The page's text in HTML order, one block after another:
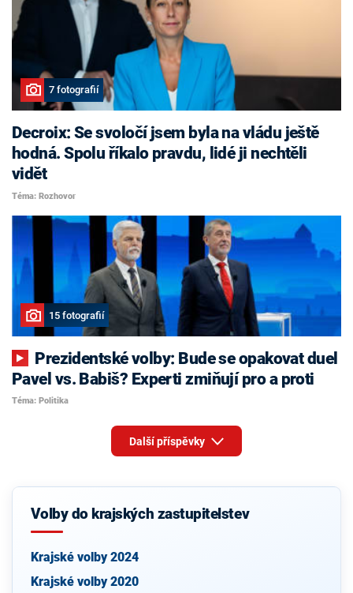
7 fotografií
Decroix: Se svoločí jsem byla na vládu ještě
hodná. Spolu říkalo pravdu, lidé ji nechtěli
vidět
Téma: Rozhovor
15 fotografií
Pavel vs. Babiš? Experti zmiňují pro a proti
Téma: Politika
Další příspěvky
Volby do krajských zastupitelstev
Krajské volby 2024
Krajské volby 2020